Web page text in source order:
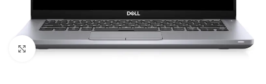
Κλικ για μεγέθυνση